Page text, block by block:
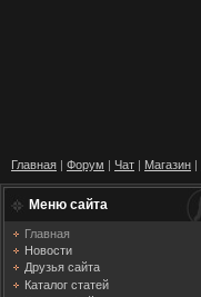
Главная | Форум | Чат | Магазин |
Меню сайта
Главная
Новости
Друзья сайта
Каталог статей